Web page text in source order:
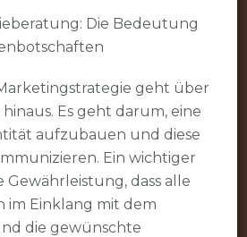
Die Bedeutung
geht über
Es geht darum, eine
aufzubauen und diese
Ein wichtiger
Gewährleistung, dass alle
im Einklang mit dem
die gewünschte